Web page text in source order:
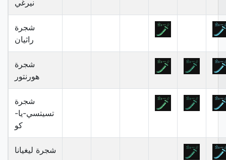
نيرغي
شجرة
راثيان
شجرة
هورنتور
شجرة
تسيتسي-يا-
كو
شجرة ليغيانا